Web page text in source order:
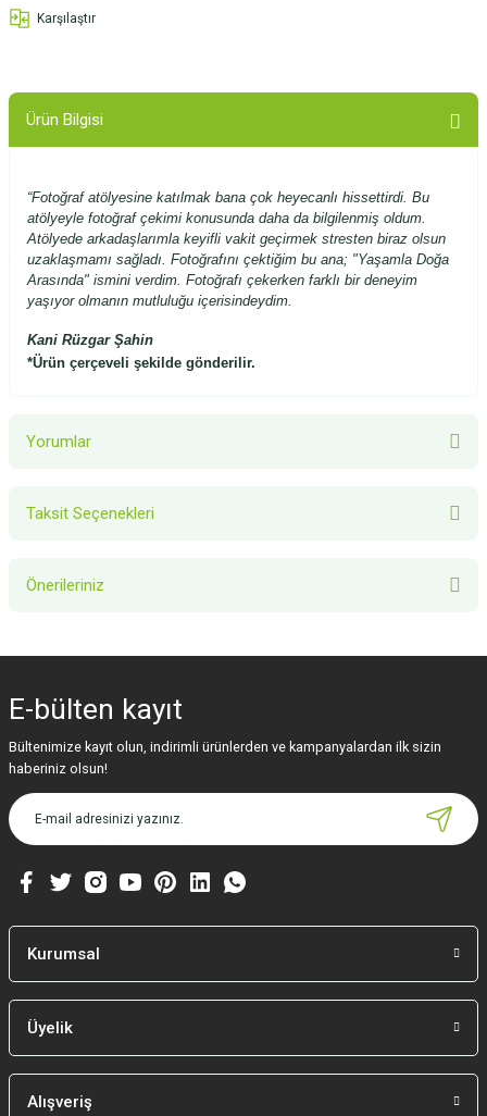
Karşılaştır
Ürün Bilgisi
“Fotoğraf atölyesine katılmak bana çok heyecanlı hissettirdi. Bu
atölyeyle fotoğraf çekimi konusunda daha da bilgilenmiş oldum.
Atölyede arkadaşlarımla keyifli vakit geçirmek stresten biraz olsun
uzaklaşmamı sağladı. Fotoğrafını çektiğim bu ana; "Yaşamla Doğa
Arasında" ismini verdim. Fotoğrafı çekerken farklı bir deneyim
yaşıyor olmanın mutluluğu içerisindeydim.
Kani Rüzgar Şahin
*Ürün çerçeveli şekilde gönderilir.
Yorumlar
Taksit Seçenekleri
Önerileriniz
Görüş ve önerileriniz için teşekkür ederiz.
Ürün resmi kalitesiz, bozuk veya görüntülenemiyor.
Ürün açıklamasında eksik bilgiler bulunuyor.
Ürün bilgilerinde hatalar bulunuyor.
Bu ürüne benzer farklı alternatifler olmalı.
E-bülten kayıt
Bültenimize kayıt olun, indirimli ürünlerden ve kampanyalardan ilk sizin
haberiniz olsun!
Kurumsal
Üyelik
Alışveriş